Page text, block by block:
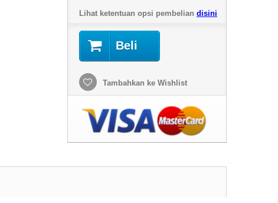
Lihat ketentuan opsi pembelian disini
Beli
Tambahkan ke Wishlist